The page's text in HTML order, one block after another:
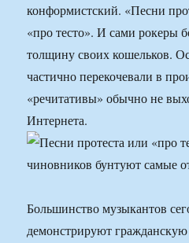
конформистский. «Песни
«про тесто». И сами рокеры
толщину своих кошельков.
частично перекочевали в
«речитативы» обычно не
Интернета.
Большинство музыкантов
демонстрируют